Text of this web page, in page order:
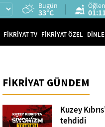
Bugün
33°C
FİKRİYAT TV FİKRİYAT ÖZEL DİNLE
FİKRİYAT GÜNDEM
Kuzey
tehdidi